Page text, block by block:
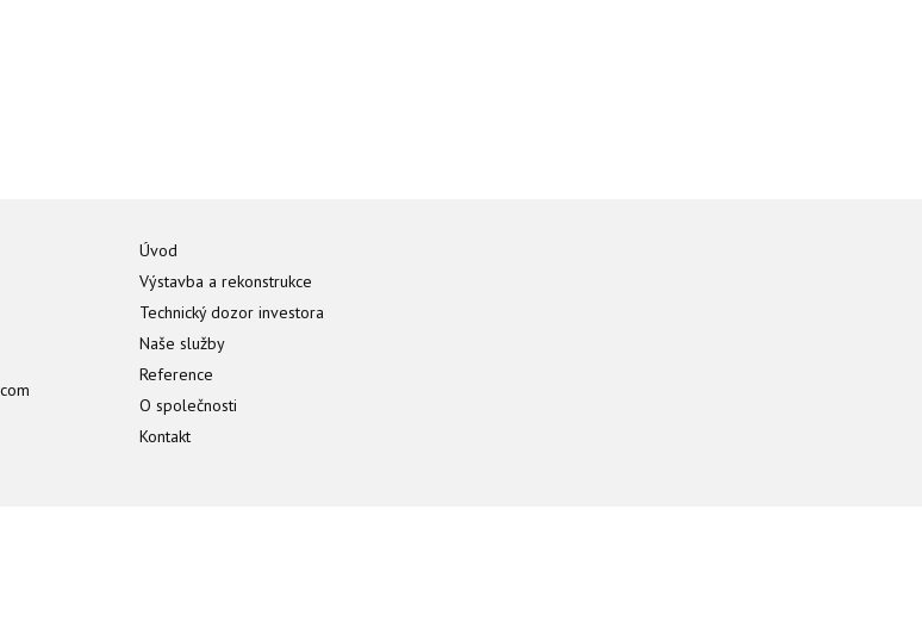
Úvod
Výstavba a rekonstrukce
Technický dozor investora
Naše služby
Reference
O společnosti
Kontakt